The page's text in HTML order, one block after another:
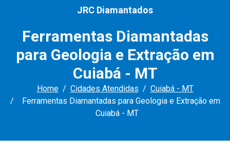
JRC Diamantados
Ferramentas Diamantadas
para Geologia e Extração em
Cuiabá - MT
Home Cidades Atendidas
Cuiabá - MT
Ferramentas Diamantadas para Geologia e Extração em
Cuiabá - MT